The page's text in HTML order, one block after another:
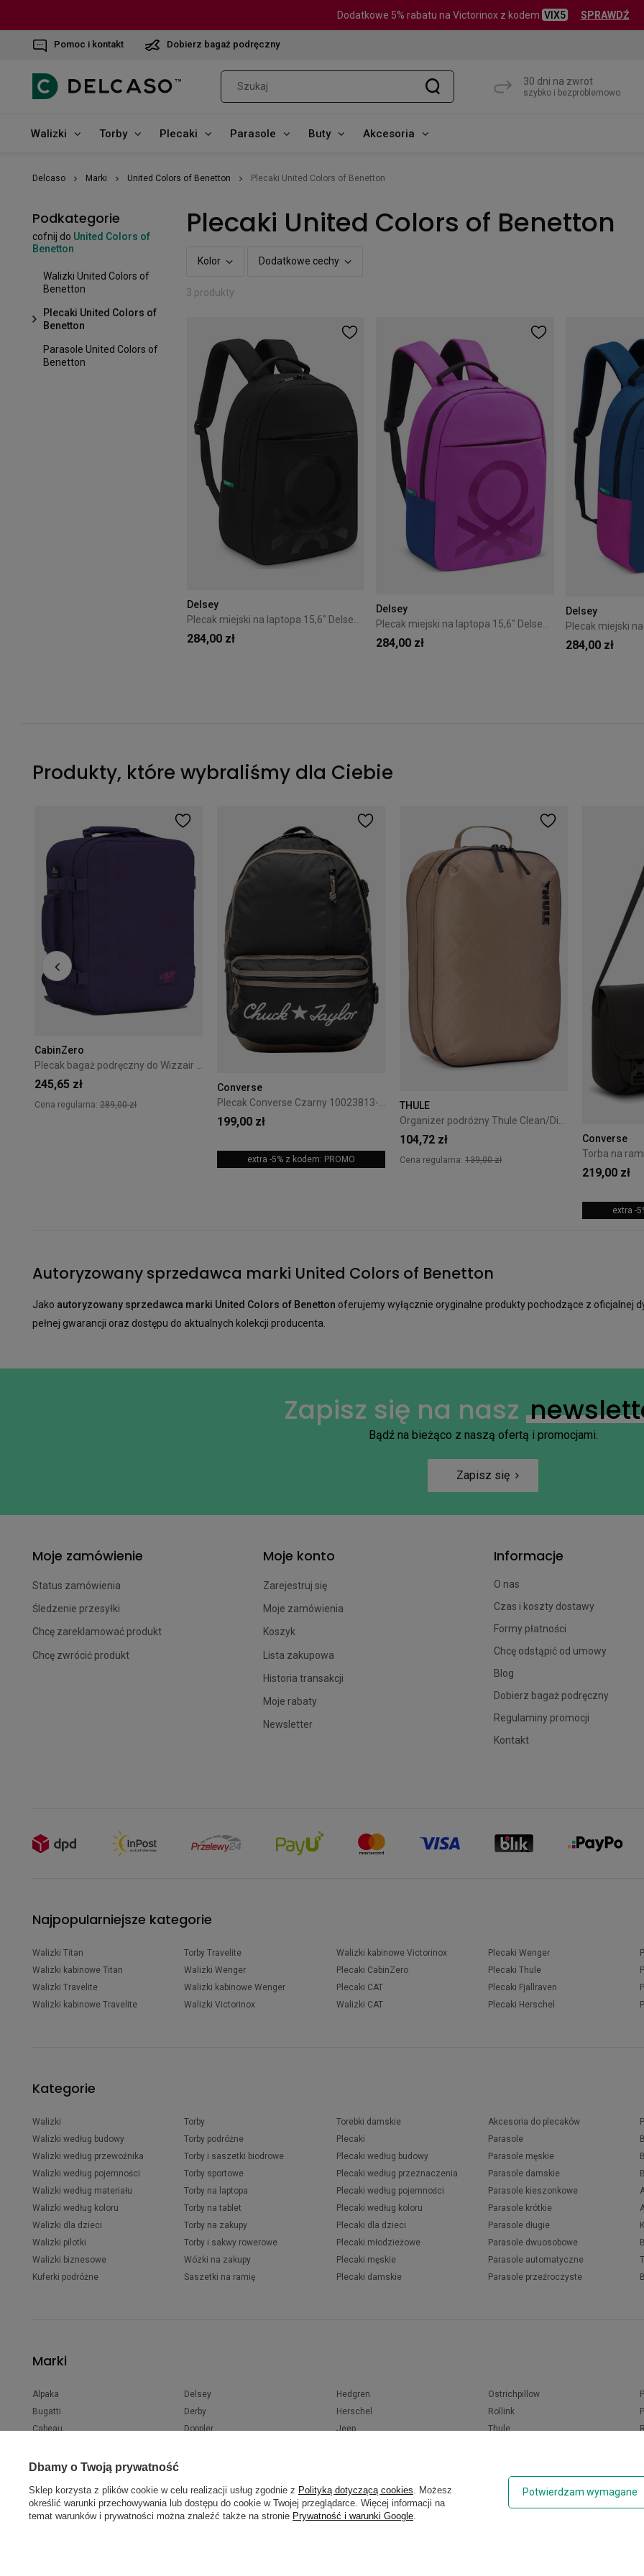
Dodatkowe 5% rabatu na Victorinox z kodem VIX5 SPRAWDŹ
Pomoc i kontakt Dobierz bagaż podręczny
30 dni na zwrot
szybko i bezproblemowo
Walizki Torby Plecaki Parasole Buty Akcesoria
Delcaso Marki United Colors of Benetton Plecaki United Colors of Benetton
Podkategorie
cofnij do United Colors of
Benetton
Walizki United Colors of
Benetton
Plecaki United Colors of
Benetton
Parasole United Colors of
Benetton
Plecaki United Colors of Benetton
Kolor Dodatkowe cechy
3 produkty
Delsey
Plecak miejski na laptopa 15,6" Delsey Benetton Fabrica czarny
284,00 zł
Delsey
284,00 zł
Delsey
284,00 zł
Produkty, które wybraliśmy dla Ciebie
CabinZero
245,65 zł
Cena regularna: 289,00 zł
Converse
Plecak Converse Czarny 10023813-A01
199,00 zł
extra -5% z kodem: PROMO
THULE
104,72 zł
Cena regularna: 139,00 zł
Converse
219,00 zł
extra -
Autoryzowany sprzedawca marki United Colors of Benetton
Jako autoryzowany sprzedawca marki United Colors of Benetton oferujemy wyłącznie oryginalne produkty pochodzące z oficjalnej
pełnej gwarancji oraz dostępu do aktualnych kolekcji producenta.
Zapisz się na nasz
Bądź na bieżąco z naszą ofertą i promocjami.
Zapisz się
Moje zamówienie
Status zamówienia
Śledzenie przesyłki
Chcę zareklamować produkt
Chcę zwrócić produkt
Moje konto
Zarejestruj się
Moje zamówienia
Koszyk
Lista zakupowa
Historia transakcji
Moje rabaty
Newsletter
Informacje
O nas
Czas i koszty dostawy
Formy płatności
Chcę odstąpić od umowy
Blog
Dobierz bagaż podręczny
Regulaminy promocji
Kontakt
Najpopularniejsze kategorie
Walizki Titan
Walizki kabinowe Titan
Walizki Travelite
Walizki kabinowe Travelite
Torby Travelite
Walizki Wenger
Walizki kabinowe Wenger
Walizki Victorinox
Walizki kabinowe Victorinox
Plecaki CabinZero
Plecaki CAT
Walizki CAT
Plecaki Wenger
Plecaki Thule
Plecaki Fjallraven
Plecaki Herschel
Kategorie
Walizki
Walizki według budowy
Walizki według przewoźnika
Walizki według pojemności
Walizki według materiału
Walizki według koloru
Walizki dla dzieci
Walizki pilotki
Walizki biznesowe
Kuferki podróżne
Torby
Torby podróżne
Torby i saszetki biodrowe
Torby sportowe
Torby na laptopa
Torby na tablet
Torby na zakupy
Torby i sakwy rowerowe
Wózki na zakupy
Saszetki na ramię
Torebki damskie
Plecaki
Plecaki według budowy
Plecaki według przeznaczenia
Plecaki według pojemności
Plecaki według koloru
Plecaki dla dzieci
Plecaki młodzieżowe
Plecaki męskie
Plecaki damskie
Akcesoria do plecaków
Parasole
Parasole męskie
Parasole damskie
Parasole kieszonkowe
Parasole krótkie
Parasole długie
Parasole dwuosobowe
Parasole automatyczne
Parasole przeźroczyste
Marki
Alpaka
Bugatti
Cabeau
CAT - Caterpillar
Contigo
Converse
Delsey
Derby
Doppler
Happy Rain
Fjallraven
Hedgren
Herschel
Jeep
National Geographic
Ogio
Ostrichpillow
Rollink
Thule
Travel Blue
Dbamy o Twoją prywatność
Sklep korzysta z plików cookie w celu realizacji usług zgodnie z Polityką dotyczącą cookies . Możesz
określić warunki przechowywania lub dostępu do cookie w Twojej przeglądarce. Więcej informacji na
temat warunków i prywatności można znaleźć także na stronie Prywatność i warunki Google
Potwierdzam wymagane